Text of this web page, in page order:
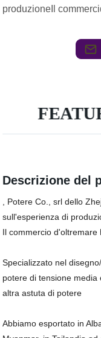
produzioneIl
Descrizione del
, Potere Co., srl dello
sull'esperienza di
Il commercio d'oltremare
Specializzato nel
potere di tensione media
altra astuta di potere
Abbiamo esportato in